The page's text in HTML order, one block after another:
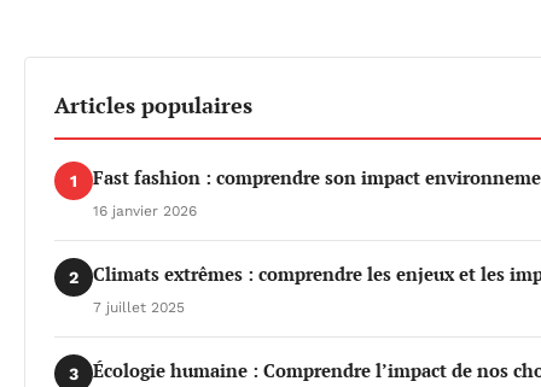
Articles populaires
1 Fast fashion : comprendre son impact
16 janvier 2026
2 Climats extrêmes : comprendre les enjeux et les
7 juillet 2025
3
Écologie humaine : Comprendre l’impact de nos